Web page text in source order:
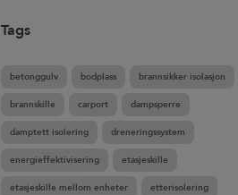
Tags
betonggulv bodplass brannsikker isolasjon
brannskille carport dampsperre
damptett isolering dreneringssystem
energieffektivisering etasjeskille
etasjeskille mellom enheter etterisolering